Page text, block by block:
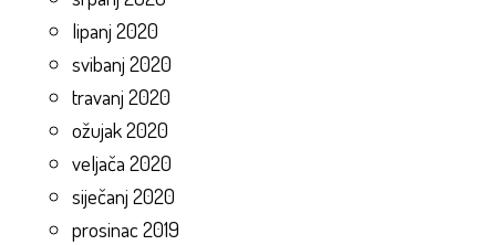
lipanj 2020
svibanj 2020
travanj 2020
ožujak 2020
veljača 2020
siječanj 2020
prosinac 2019